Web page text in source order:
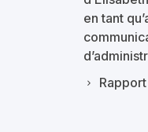
en tant